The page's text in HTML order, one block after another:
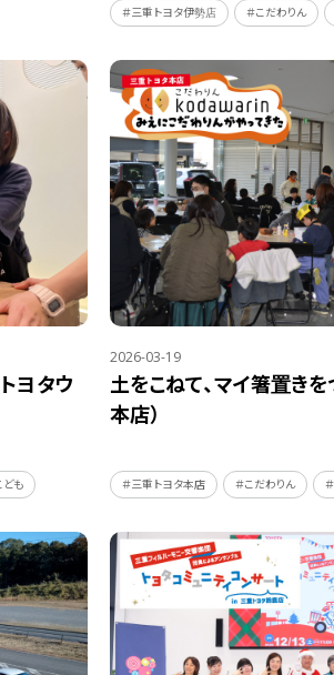
＃三重トヨタ伊勢店 ＃こだわりん
ヨタウ
ども
2026-03-19
土をこねて、マイ箸置きを
本店）
＃三重トヨタ本店 ＃こだわりん